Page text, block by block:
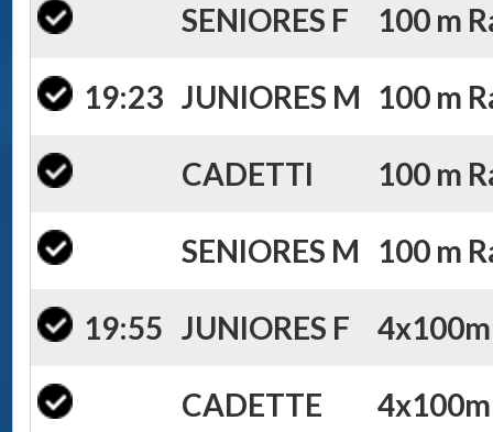
SENIORES F 100 m
19:23 JUNIORES M 100 m
CADETTI 100 m
SENIORES M 100 m
19:55 JUNIORES F
CADETTE